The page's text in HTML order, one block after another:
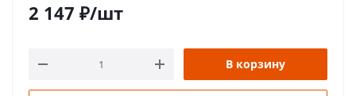
2 147 ₽/шт
В корзину